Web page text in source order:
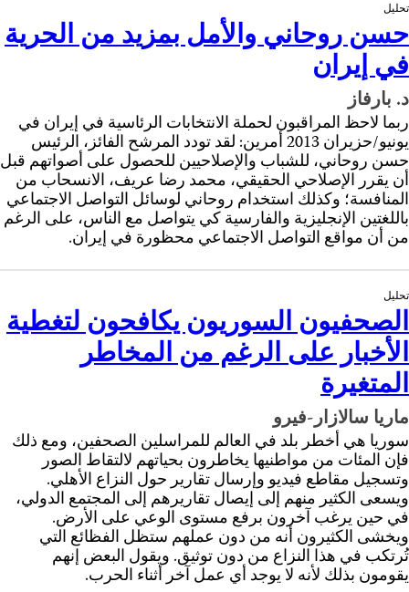
تحليل
حسن روحاني والأمل بمزيد من الحرية
في إيران
د. بارفاز
ربما لاحظ المراقبون لحملة الانتخابات الرئاسية في إيران في
يونيو/حزيران 2013 أمرين: لقد تودد المرشح الفائز، الرئيس
حسن روحاني، للشباب والإصلاحيين للحصول على أصواتهم قبل
أن يقرر الإصلاحي الحقيقي، محمد رضا عريف، الانسحاب من
المنافسة؛ وكذلك استخدام روحاني لوسائل التواصل الاجتماعي
باللغتين الإنجليزية والفارسية كي يتواصل مع الناس، على الرغم
من أن مواقع التواصل الاجتماعي محظورة في إيران.
تحليل
الصحفيون السوريون يكافحون لتغطية
الأخبار على الرغم من المخاطر
المتغيرة
ماريا سالازار-فيرو
سوريا هي أخطر بلد في العالم للمراسلين الصحفين، ومع ذلك
فإن المئات من مواطنيها يخاطرون بحياتهم لالتقاط الصور
وتسجيل مقاطع فيديو وإرسال تقارير حول النزاع الأهلي.
ويسعى الكثير منهم إلى إيصال تقاريرهم إلى المجتمع الدولي،
في حين يرغب آخرون برفع مستوى الوعي على الأرض.
ويخشى الكثيرون أنه من دون عملهم ستظل الفظائع التي
تُرتكب في هذا النزاع من دون توثيق. ويقول البعض إنهم
يقومون بذلك لأنه لا يوجد أي عمل آخر أثناء الحرب.